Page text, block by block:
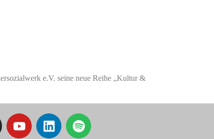
e.V. seine neue Reihe „Kultur &